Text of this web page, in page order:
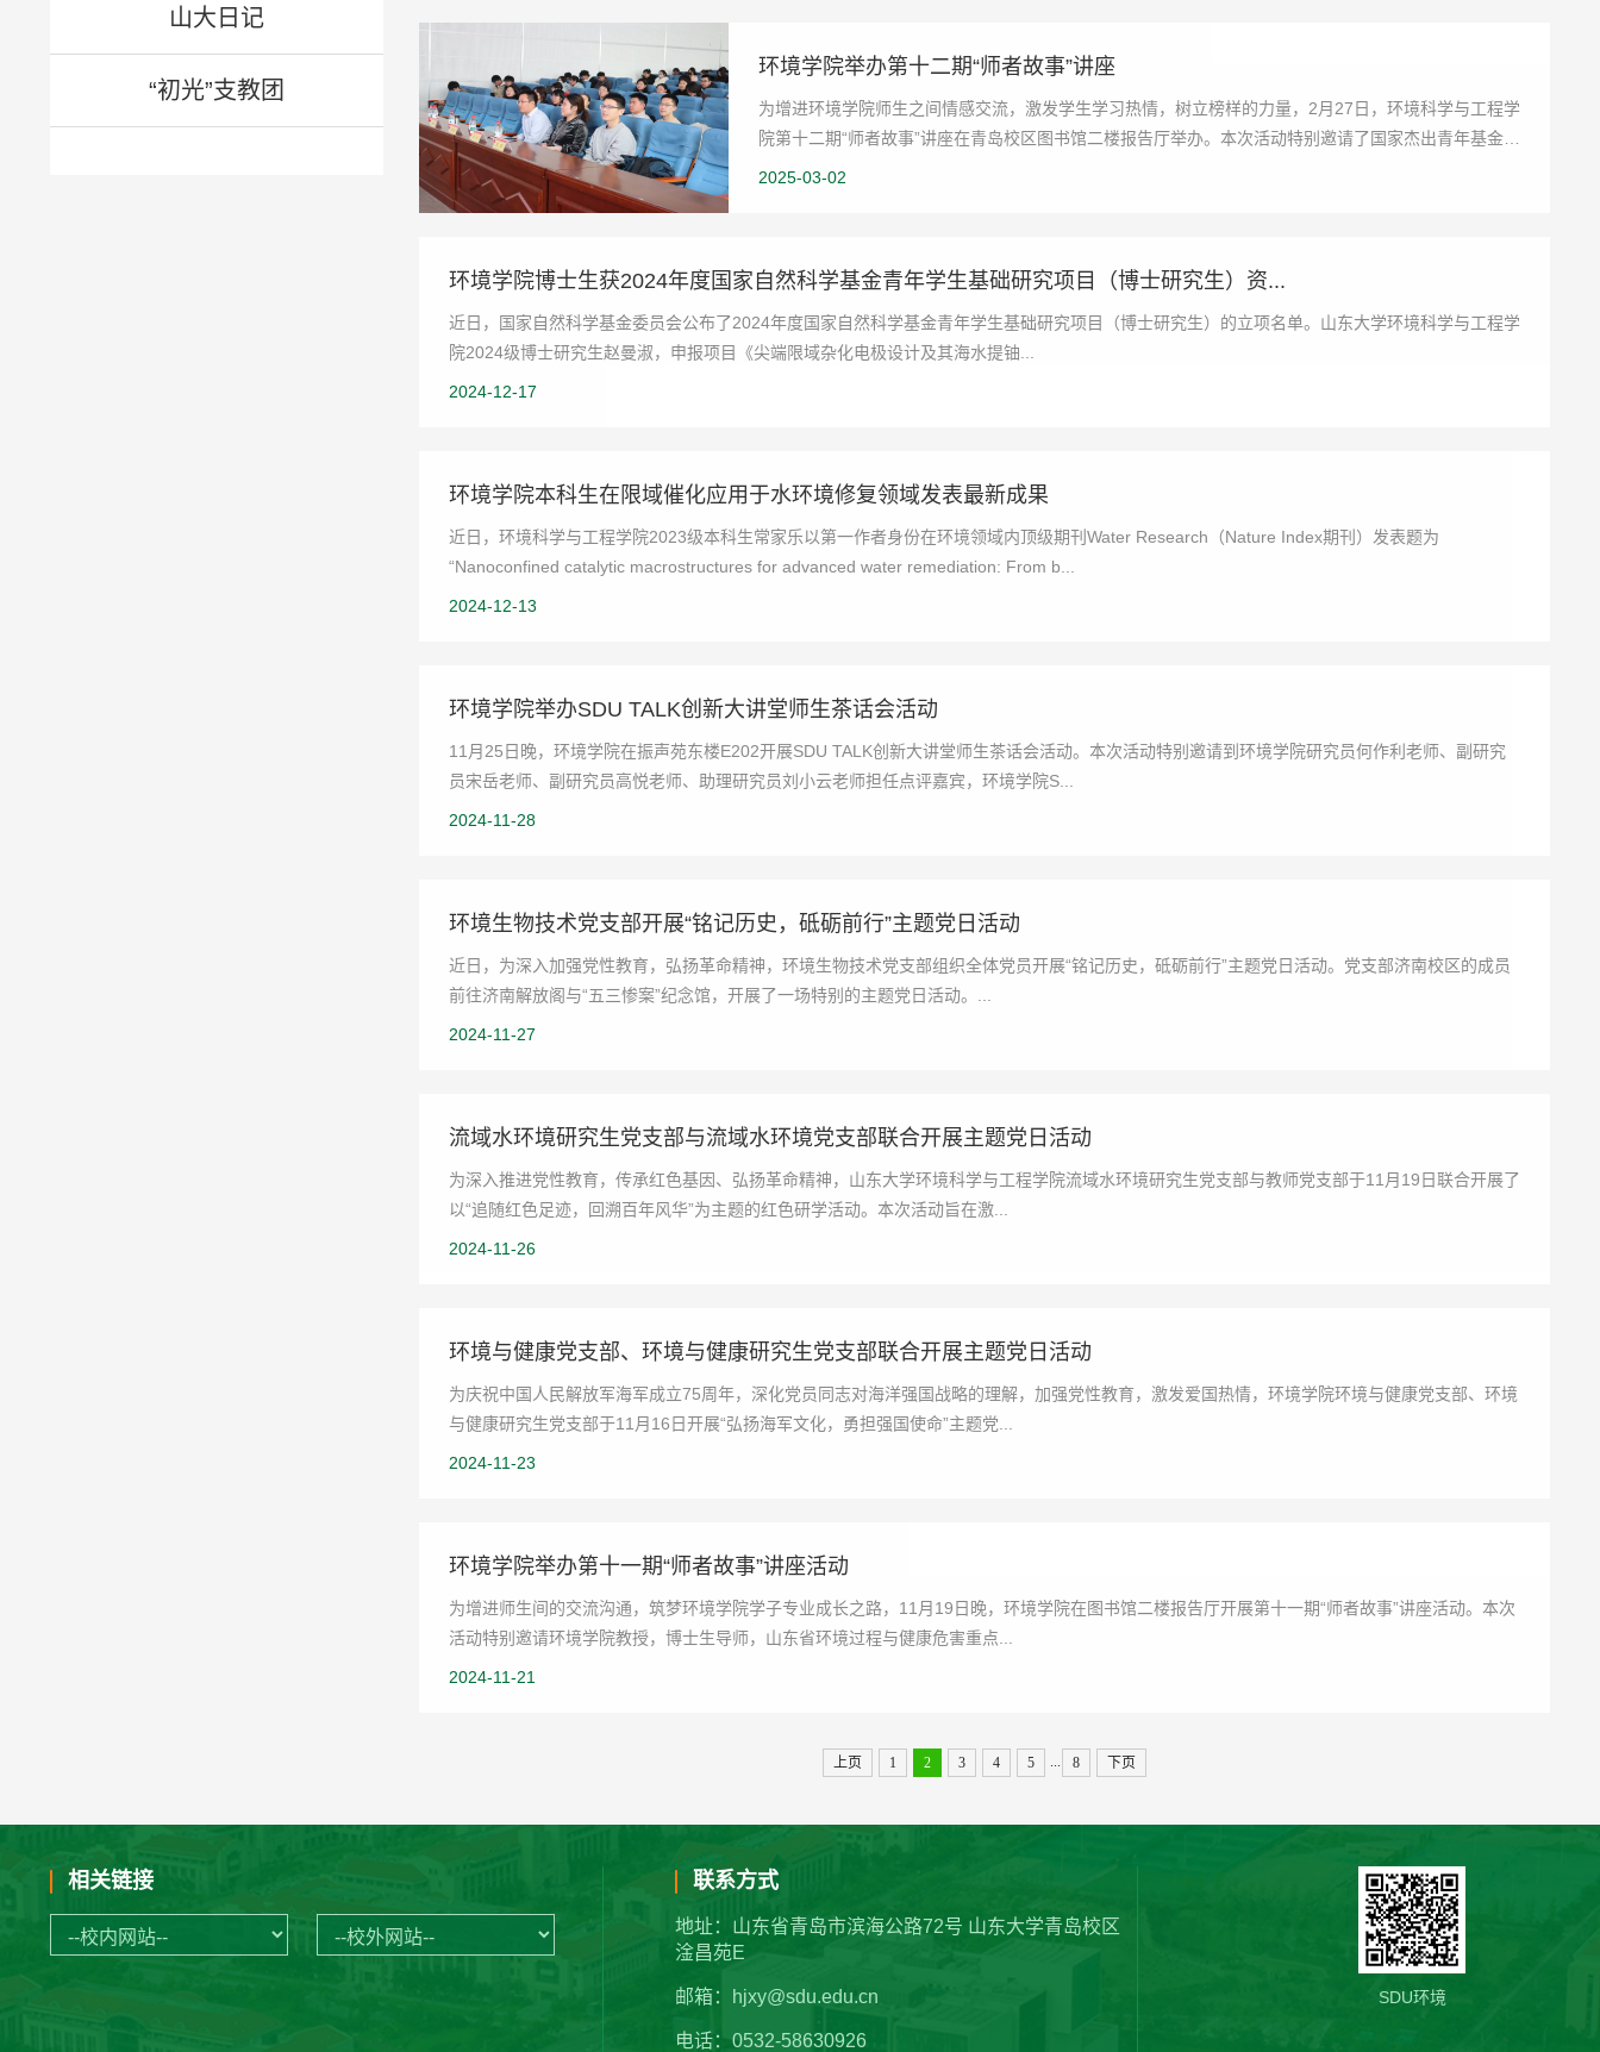
山大日记
“初光”支教团
环境学院举办第十二期“师者故事”讲座
为增进环境学院师生之间情感交流，激发学生学习热情，树立榜样的力量，2月27日，环境科学与工程学
院第十二期“师者故事”讲座在青岛校区图书馆二楼报告厅举办。本次活动特别邀请了国家杰出青年基金获
得者、山东大...
2025-03-02
环境学院博士生获2024年度国家自然科学基金青年学生基础研究项目（博士研究生）资...
近日，国家自然科学基金委员会公布了2024年度国家自然科学基金青年学生基础研究项目（博士研究生）的立项名单。山东大学环境科学与工程学
院2024级博士研究生赵曼淑，申报项目《尖端限域杂化电极设计及其海水提铀...
2024-12-17
环境学院本科生在限域催化应用于水环境修复领域发表最新成果
近日，环境科学与工程学院2023级本科生常家乐以第一作者身份在环境领域内顶级期刊Water Research（Nature Index期刊）发表题为
“Nanoconfined catalytic macrostructures for advanced water remediation: From b...
2024-12-13
环境学院举办SDU TALK创新大讲堂师生茶话会活动
11月25日晚，环境学院在振声苑东楼E202开展SDU TALK创新大讲堂师生茶话会活动。本次活动特别邀请到环境学院研究员何作利老师、副研究
员宋岳老师、副研究员高悦老师、助理研究员刘小云老师担任点评嘉宾，环境学院S...
2024-11-28
环境生物技术党支部开展“铭记历史，砥砺前行”主题党日活动
近日，为深入加强党性教育，弘扬革命精神，环境生物技术党支部组织全体党员开展“铭记历史，砥砺前行”主题党日活动。党支部济南校区的成员
前往济南解放阁与“五三惨案”纪念馆，开展了一场特别的主题党日活动。...
2024-11-27
流域水环境研究生党支部与流域水环境党支部联合开展主题党日活动
为深入推进党性教育，传承红色基因、弘扬革命精神，山东大学环境科学与工程学院流域水环境研究生党支部与教师党支部于11月19日联合开展了
以“追随红色足迹，回溯百年风华”为主题的红色研学活动。本次活动旨在激...
2024-11-26
环境与健康党支部、环境与健康研究生党支部联合开展主题党日活动
为庆祝中国人民解放军海军成立75周年，深化党员同志对海洋强国战略的理解，加强党性教育，激发爱国热情，环境学院环境与健康党支部、环境
与健康研究生党支部于11月16日开展“弘扬海军文化，勇担强国使命”主题党...
2024-11-23
环境学院举办第十一期“师者故事”讲座活动
为增进师生间的交流沟通，筑梦环境学院学子专业成长之路，11月19日晚，环境学院在图书馆二楼报告厅开展第十一期“师者故事”讲座活动。本次
活动特别邀请环境学院教授，博士生导师，山东省环境过程与健康危害重点...
2024-11-21
上页 1 2 3 4 5 8 下页
相关链接 联系方式
地址：山东省青岛市滨海公路72号 山东大学青岛校区
淦昌苑E
邮箱：hjxy@sdu.edu.cn
电话：0532-58630926
SDU环境